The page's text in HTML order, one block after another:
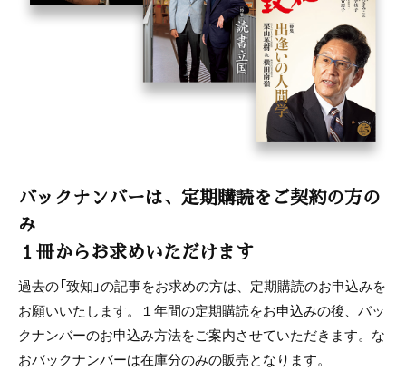
バックナンバーは、定期購読をご契約の方の
み
１冊からお求めいただけます
過去の「致知」の記事をお求めの方は、定期購読のお申込みを
お願いいたします。１年間の定期購読をお申込みの後、バッ
クナンバーのお申込み方法をご案内させていただきます。な
おバックナンバーは在庫分のみの販売となります。